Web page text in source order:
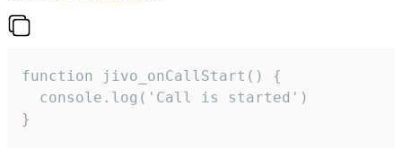
function jivo_onCallStart() {
  console.log('Call is started')
}